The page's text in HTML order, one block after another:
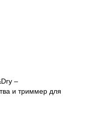
–
и триммер для